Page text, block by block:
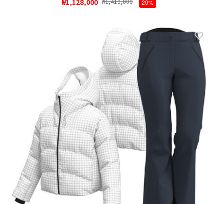
₩1,128,000 20%